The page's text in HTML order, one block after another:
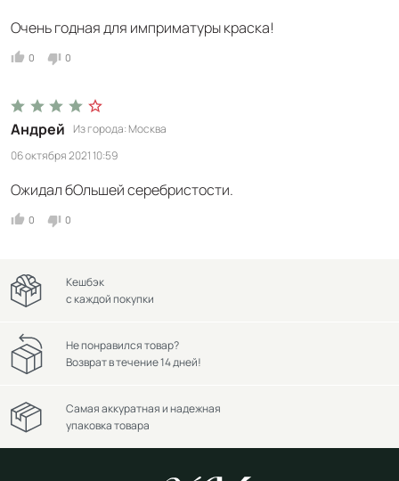
Очень годная для имприматуры краска!
0 0
Андрей Из города Москва
06 октября 2021 10:59
Ожидал бОльшей серебристости.
0 0
Кешбэк
с каждой покупки
Не понравился товар?
Возврат в течение 14 дней!
Самая аккуратная и надежная
упаковка товара